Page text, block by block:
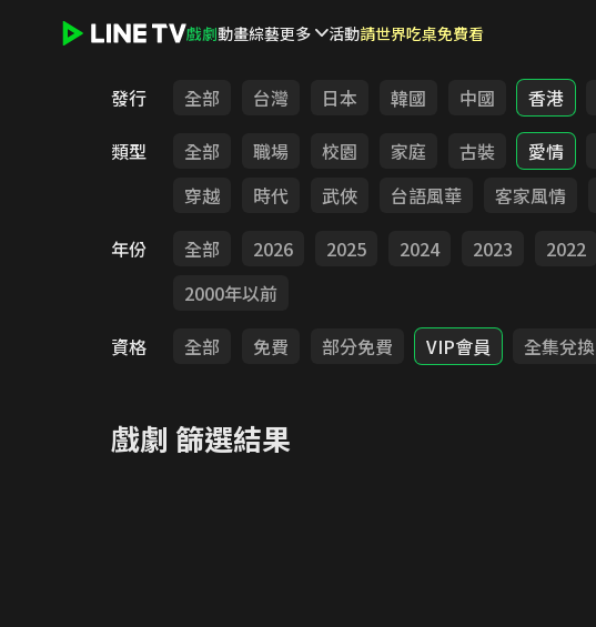
戲劇動畫綜藝更多 活動請世界吃桌免費看
發行 全部 台灣 日本 韓國 中國 香港
類型
全部 職場 校園 家庭 古裝 愛情
穿越
時代 武俠 台語風華 客家風情
年份
全部 2026 2025 2024 2023 2022
2000年以前
資格
全部 免費 部分免費 VIP會員 全集兌換
戲劇 篩選結果